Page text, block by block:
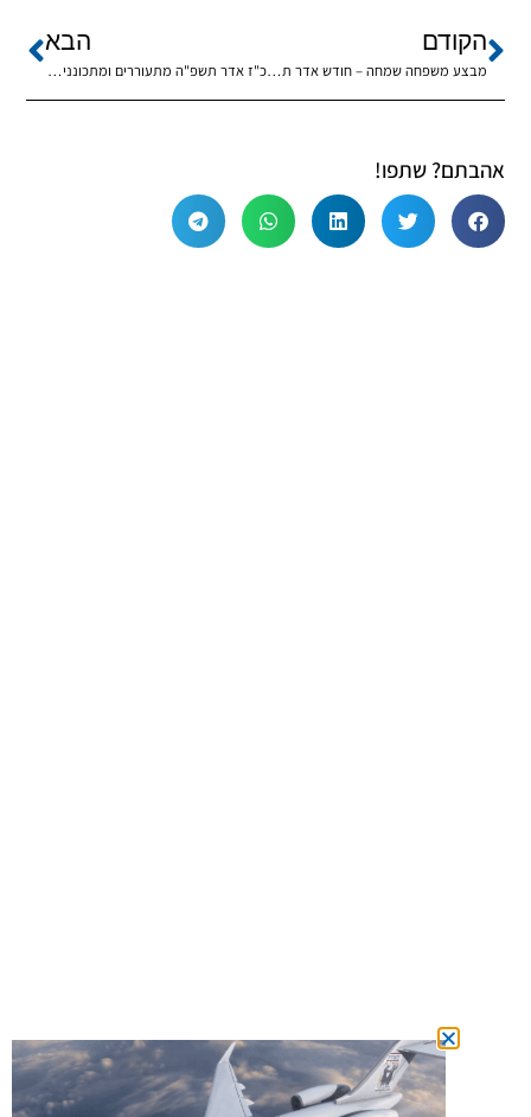
הקודם
מבצע משפחה שמחה – חודש אדר תשפ"ה
הבא
כ"ז אדר תשפ"ה מתעוררים ומתכוננים לקראת יום הבהיר י"א ניסן
אהבתם? שתפו!